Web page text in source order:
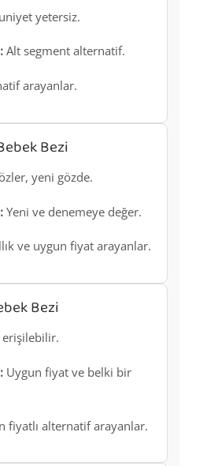
yetersiz.
Alt segment alternatif.
arayanlar.
Bezi
yeni gözde.
Yeni ve denemeye değer.
ve uygun fiyat arayanlar.
Bezi
Uygun fiyat ve belki bir
fiyatlı alternatif arayanlar.